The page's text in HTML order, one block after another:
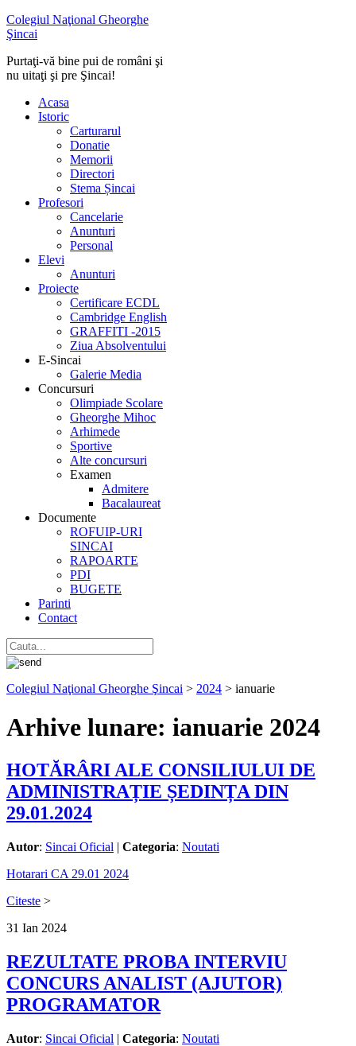
Colegiul Naţional Gheorghe
Şincai
Purtaţi-vă bine pui de români şi
nu uitaţi şi pre Şincai!
Acasa
Istoric
Carturarul
Donatie
Memorii
Directori
Stema Șincai
Profesori
Cancelarie
Anunturi
Personal
Elevi
Anunturi
Proiecte
Certificare ECDL
Cambridge English
GRAFFITI -2015
Ziua Absolventului
E-Sincai
Galerie Media
Concursuri
Olimpiade Scolare
Gheorghe Mihoc
Arhimede
Sportive
Alte concursuri
Examen
Admitere
Bacalaureat
Documente
ROFUIP-URI
SINCAI
RAPOARTE
PDI
BUGETE
Parinti
Contact
Colegiul Naţional Gheorghe Şincai > 2024 > ianuarie
Arhive lunare: ianuarie 2024
HOTĂRÂRI ALE CONSILIULUI DE
ADMINISTRAȚIE ȘEDINȚA DIN
29.01.2024
Autor: Sincai Oficial | Categoria: Noutati
Hotarari CA 29.01 2024
Citeste >
31 Ian 2024
REZULTATE PROBA INTERVIU
CONCURS ANALIST (AJUTOR)
PROGRAMATOR
Autor: Sincai Oficial | Categoria: Noutati